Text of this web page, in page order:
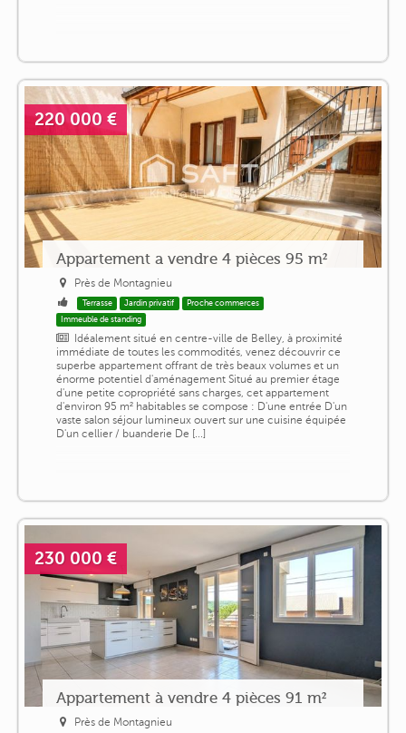
220 000 €
Appartement a vendre 4 pièces 95 m²
Près de Montagnieu
Terrasse Jardin privatif
Proche commerces
Immeuble de standing
Idéalement situé en centre-ville de Belley, à proximité
immédiate de toutes les commodités, venez découvrir ce
superbe appartement offrant de très beaux volumes et un
énorme potentiel d'aménagement Situé au premier étage
d'une petite copropriété sans charges, cet appartement
d'environ 95 m² habitables se compose : D'une entrée D'un
vaste salon séjour lumineux ouvert sur une cuisine équipée
D'un cellier / buanderie De [...]
230 000 €
Appartement à vendre 4 pièces 91 m²
Près de Montagnieu